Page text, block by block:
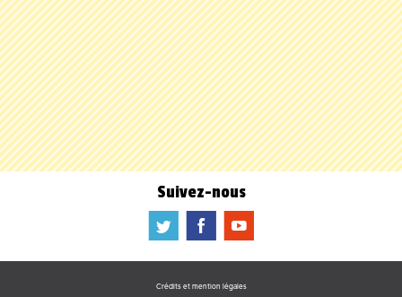
Suivez-nous
a b f
Crédits et mention légales